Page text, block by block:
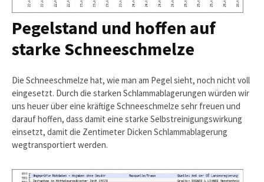
Pegelstand und hoffen auf
starke Schneeschmelze
Die Schneeschmelze hat, wie man am Pegel sieht, noch nicht voll
eingesetzt. Durch die starken Schlammablagerungen würden wir
uns heuer über eine kräftige Schneeschmelze sehr freuen und
darauf hoffen, dass damit eine starke Selbstreinigungswirkung
einsetzt, damit die Zentimeter Dicken Schlammablagerung
wegtransportiert werden.